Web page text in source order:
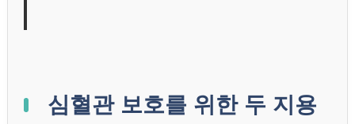
심혈관 보호를 위한 두 지용